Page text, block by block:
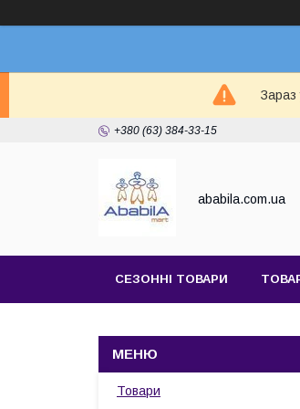
Зараз
+380 (63) 384-33-15
ababila.com.ua
СЕЗОННІ ТОВАРИ
Товари